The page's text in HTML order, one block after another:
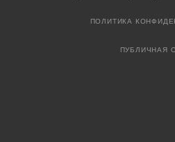
ПОЛИТИКА
ПУБЛИЧНАЯ